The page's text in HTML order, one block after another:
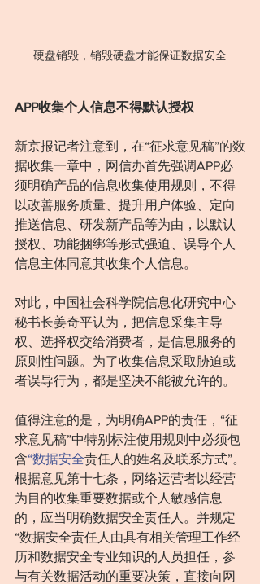
硬盘销毁，销毁硬盘才能保证数据安全
APP收集个人信息不得默认授权
新京报记者注意到，在“征求意见稿”的数
据收集一章中，网信办首先强调APP必
须明确产品的信息收集使用规则，不得
以改善服务质量、提升用户体验、定向
推送信息、研发新产品等为由，以默认
授权、功能捆绑等形式强迫、误导个人
信息主体同意其收集个人信息。
对此，中国社会科学院信息化研究中心
秘书长姜奇平认为，把信息采集主导
权、选择权交给消费者，是信息服务的
原则性问题。为了收集信息采取胁迫或
者误导行为，都是坚决不能被允许的。
值得注意的是，为明确APP的责任，“征
求意见稿”中特别标注使用规则中必须包
含“数据安全责任人的姓名及联系方式”。
根据意见第十七条，网络运营者以经营
为目的收集重要数据或个人敏感信息
的，应当明确数据安全责任人。并规定
“数据安全责任人由具有相关管理工作经
历和数据安全专业知识的人员担任，参
与有关数据活动的重要决策，直接向网